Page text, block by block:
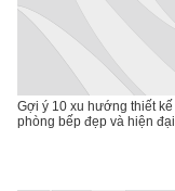
Gợi ý 10 xu hướng thiết kế
phòng bếp đẹp và hiện đại